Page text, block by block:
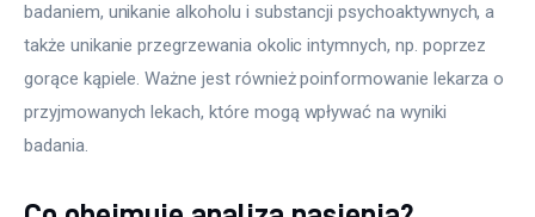
badaniem, unikanie alkoholu i substancji psychoaktywnych, a
także unikanie przegrzewania okolic intymnych, np. poprzez
gorące kąpiele. Ważne jest również poinformowanie lekarza o
przyjmowanych lekach, które mogą wpływać na wyniki
badania.